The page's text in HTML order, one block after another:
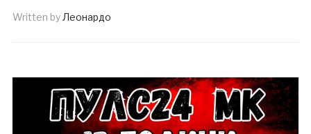
Written byЛеонардо